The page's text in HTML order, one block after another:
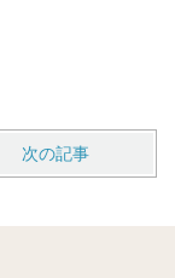
次の記事